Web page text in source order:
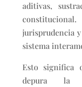
aditivas,
jurisprudencia
sistema
Esto significa
depura la